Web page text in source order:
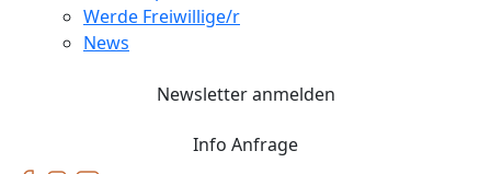
Werde Freiwillige/r
News
Newsletter anmelden
Info Anfrage